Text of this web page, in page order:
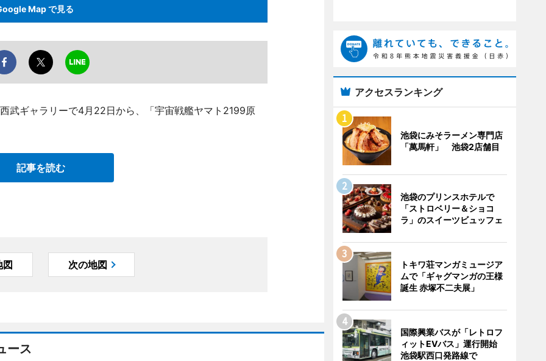
Map で見る
武ギャラリーで4月22日から、「宇宙戦艦ヤマト2199原
記事を読む
図 次の地図
ース
アクセスランキング
池袋にみそラーメン専門店
「萬馬軒」 池袋2店舗目
池袋のプリンスホテルで
「ストロベリー＆ショコ
ラ」のスイーツビュッフェ
トキワ荘マンガミュージア
ムで「ギャグマンガの王様
誕生 赤塚不二夫展」
国際興業バスが「レトロフ
ィットEVバス」運行開始
池袋駅西口発路線で